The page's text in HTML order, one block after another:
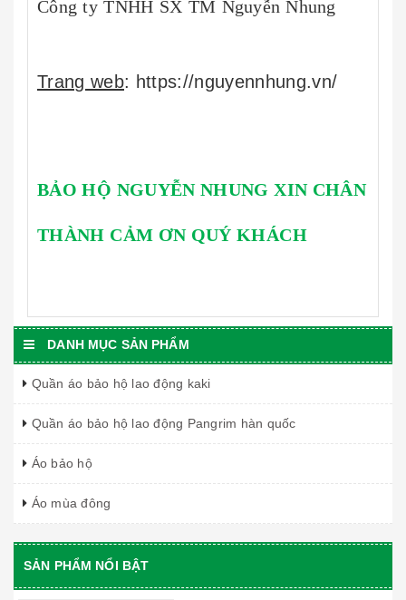
Công ty TNHH SX TM Nguyễn Nhung
Trang web: https://nguyennhung.vn/
BẢO HỘ NGUYỄN NHUNG XIN CHÂN
THÀNH CẢM ƠN QUÝ KHÁCH
DANH MỤC SẢN PHẨM
Quần áo bảo hộ lao động kaki
Quần áo bảo hộ lao động Pangrim hàn quốc
Áo bảo hộ
Áo mùa đông
SẢN PHẨM NỔI BẬT